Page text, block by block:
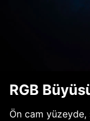
RGB
Ön cam yüzeyde,